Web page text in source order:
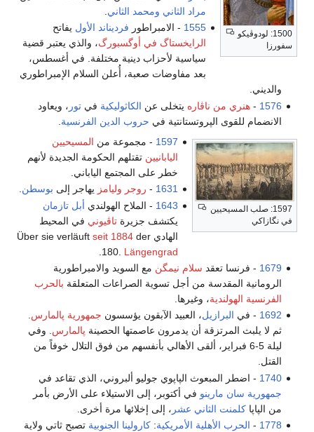
1500: لودوڤيكو
سفورزا
مراد الثاني ومحمد الثاني
1555 - الامبراطور فرديناند الأول يفاتح
الرايخستاگ في أوگسبورگ، والذي يعتبر قضية
سياسية لأحزاب دينية مختلفة. في أغسطس،
بعد مفاوضات صعبة، أُعلن السلام الإمبراطوري
والديني.
1576
-هنري من ناڤاره يتخلى عن الكاثوليكية فيتور ، ويعاود
الانضمام للقوى الپروتستانتية في حروب الدين الفرنسية
1597: صلب المسيحيين
في نگازاكي
1597 - مجموعة من المسيحيين
اليابانيين تقتلهم الحكومة الجديدة لأنهم
خطر على المجتمع الياباني.
1631
- روجر وليامز يهاجر إلى بوسطن.
1643 - الملاح الهولندي أبل تازمان
يكتشف جزيرة تاڤيوني في المحيط
الهادي Über sie verläuft
seit 1884 der
180. Längengrad
1679 - فرنسا تعقد سلام نيمگن مع السويد والامبراطورية
الرومانية المقدسة من أجل تسوية الصراعات المتعلقة بالحرب
الفرنسية الهولندية، وغيرها.
1692 - في البرازيل، العبيد الآبقون يؤسسون جمهورية پالمارس.
ثم لا يلبث المرتزقة أن يدمرون عاصمتها الحصينة پالمارس. وفي
ليلة 5-6 فبراير، ألقى الأهالي بأنفسهم من فوق التلال خوفاً من
القتل.
1740 - اضطر المبعوث الپاپوي جوليو ألبروني، الذي تقاعد في
جمهورية سان مارينو في أكتوبر، إلى الاستيلاء على الأرض بأمر
من الپاپاكلمنت الثاني عشر ، إلى إخلائها مرة أخرى.
1778
- الحرب الأهلية الأمريكية:كارولينا الجنوبية تصبح ثاتي ولاية